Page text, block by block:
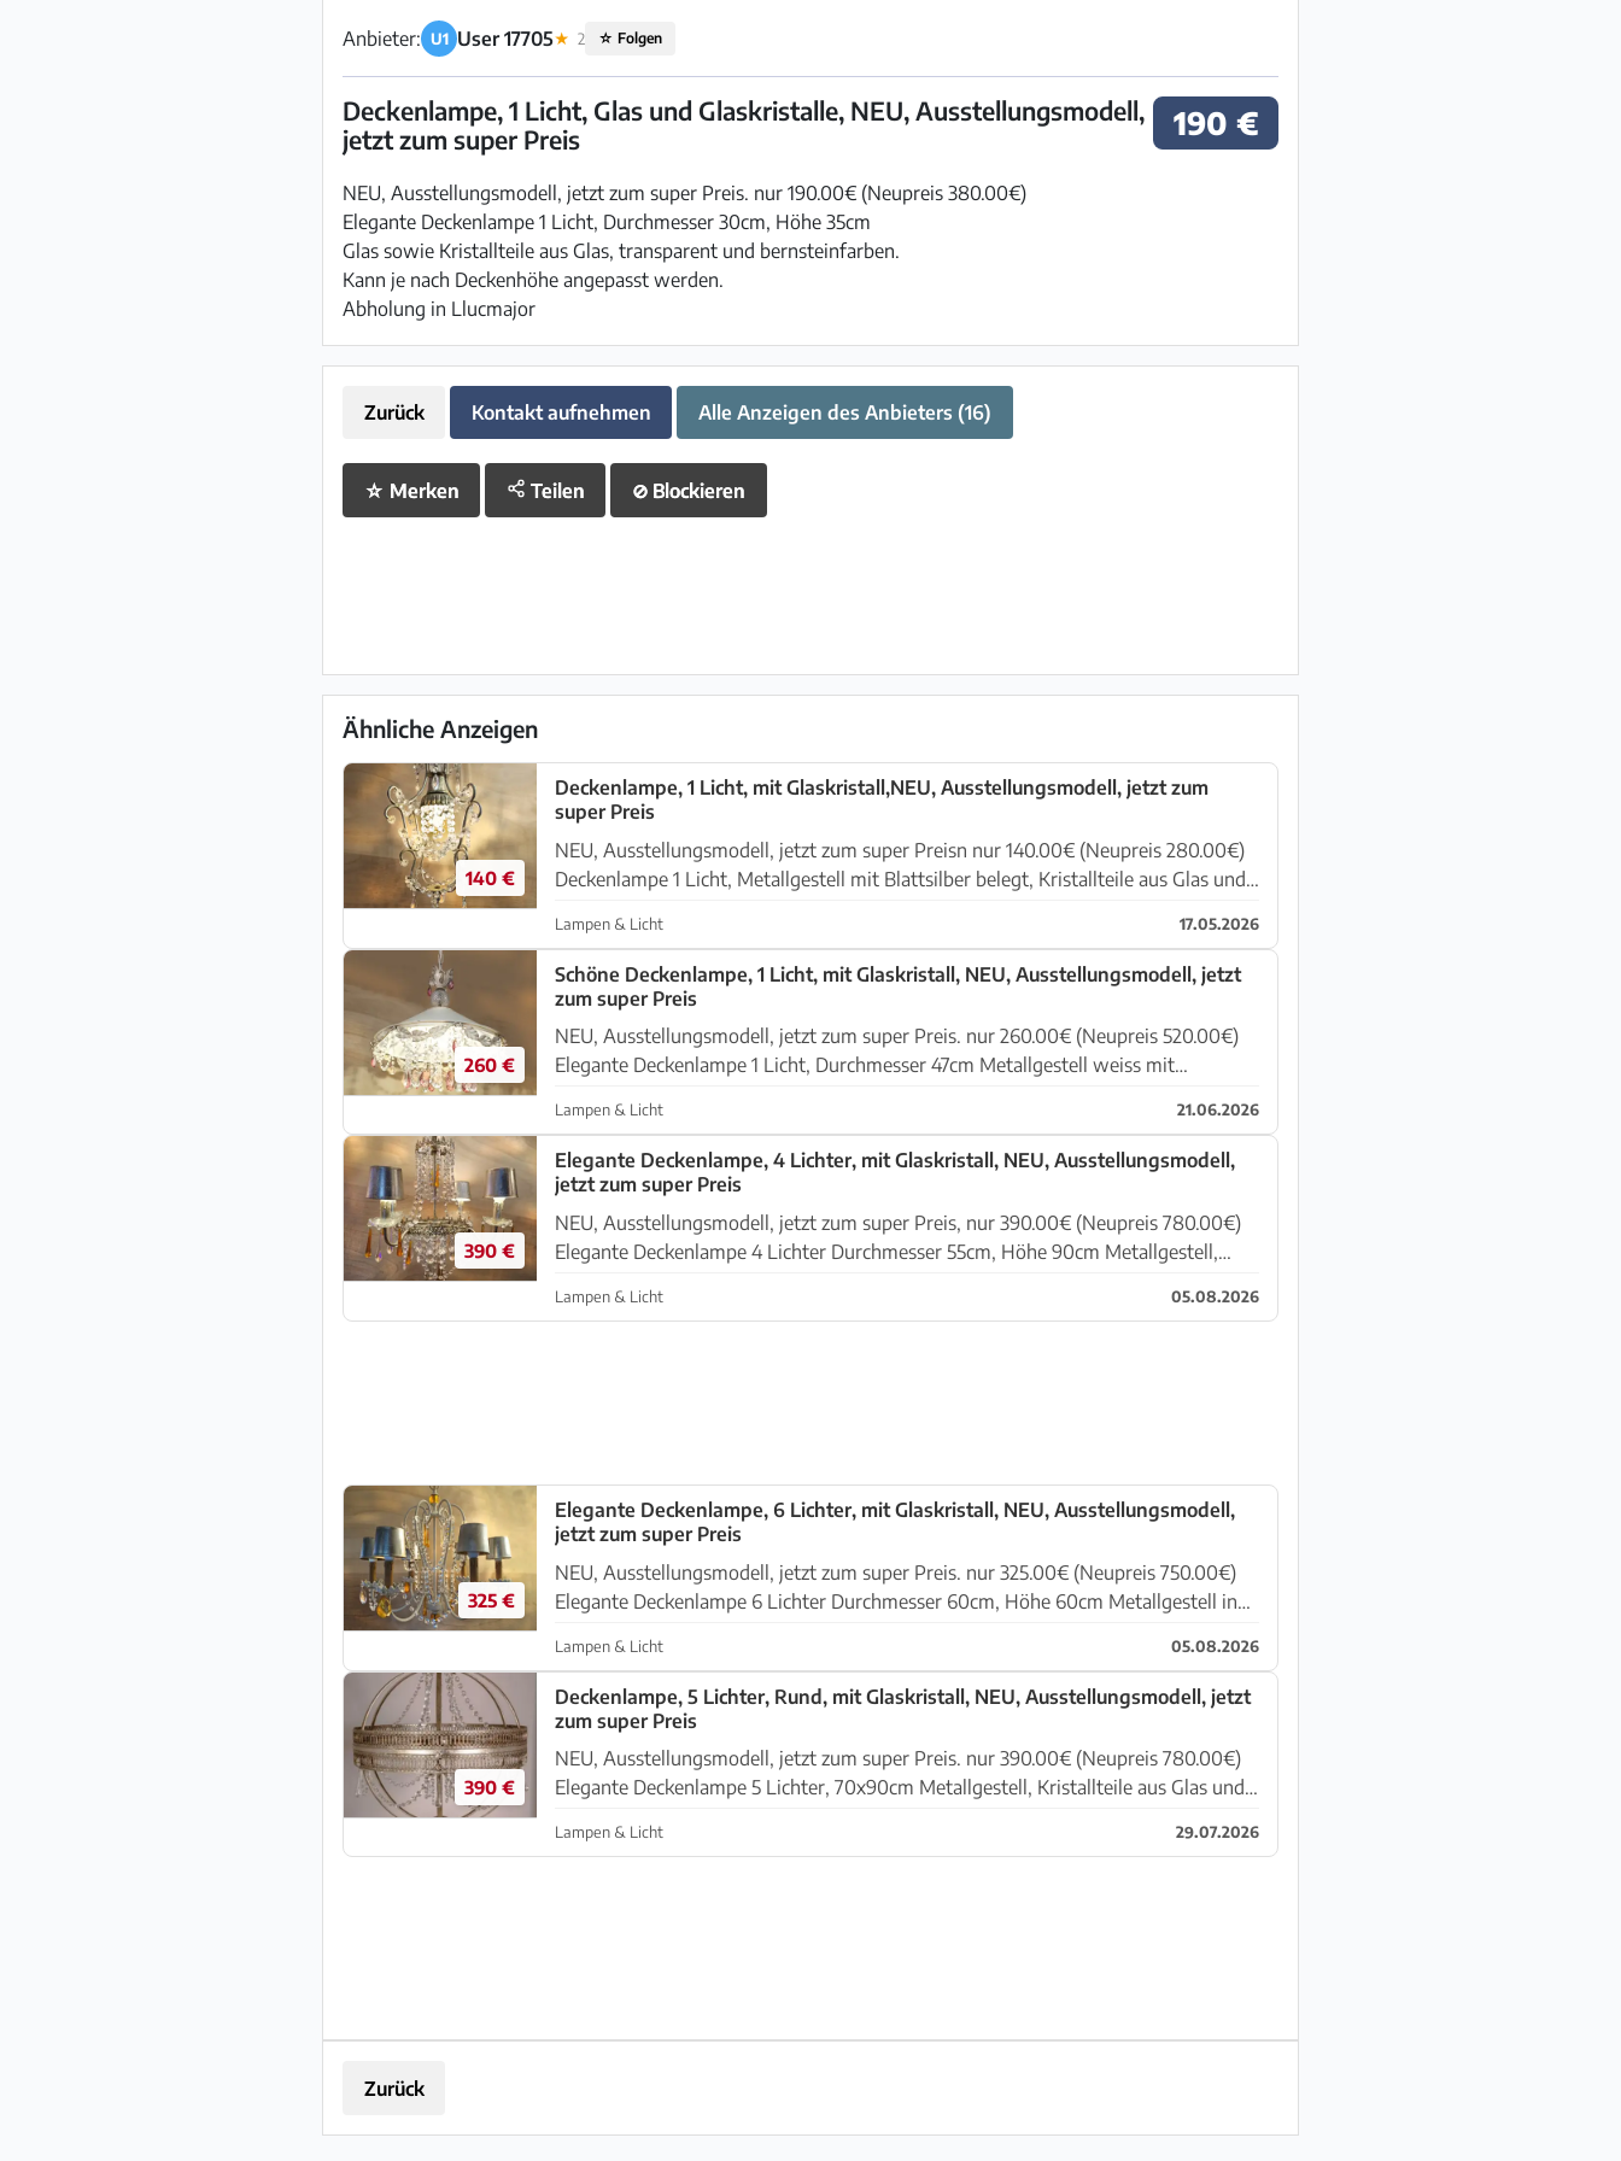
Anbieter: U1 User 17705★ 2 ☆ Folgen
190 €
Deckenlampe, 1 Licht, Glas und Glaskristalle, NEU, Ausstellungsmodell,
jetzt zum super Preis
NEU, Ausstellungsmodell, jetzt zum super Preis. nur 190.00€ (Neupreis 380.00€)
Elegante Deckenlampe 1 Licht, Durchmesser 30cm, Höhe 35cm
Glas sowie Kristallteile aus Glas, transparent und bernsteinfarben.
Kann je nach Deckenhöhe angepasst werden.
Abholung in Llucmajor
Zurück Kontakt aufnehmen Alle Anzeigen des Anbieters (16)
☆ Merken Teilen ⊘ Blockieren
Ähnliche Anzeigen
140 €
Deckenlampe, 1 Licht, mit Glaskristall,NEU, Ausstellungsmodell, jetzt zum
super Preis
NEU, Ausstellungsmodell, jetzt zum super Preisn nur 140.00€ (Neupreis 280.00€)
Deckenlampe 1 Licht, Metallgestell mit Blattsilber belegt, Kristallteile aus Glas und
Lampen & Licht 17.05.2026
260 €
Schöne Deckenlampe, 1 Licht, mit Glaskristall, NEU, Ausstellungsmodell, jetzt
zum super Preis
NEU, Ausstellungsmodell, jetzt zum super Preis. nur 260.00€ (Neupreis 520.00€)
Elegante Deckenlampe 1 Licht, Durchmesser 47cm Metallgestell weiss mit
Lampen & Licht 21.06.2026
390 €
Elegante Deckenlampe, 4 Lichter, mit Glaskristall, NEU, Ausstellungsmodell,
jetzt zum super Preis
NEU, Ausstellungsmodell, jetzt zum super Preis, nur 390.00€ (Neupreis 780.00€)
Elegante Deckenlampe 4 Lichter Durchmesser 55cm, Höhe 90cm Metallgestell,
Lampen & Licht 05.08.2026
325 €
Elegante Deckenlampe, 6 Lichter, mit Glaskristall, NEU, Ausstellungsmodell,
jetzt zum super Preis
NEU, Ausstellungsmodell, jetzt zum super Preis. nur 325.00€ (Neupreis 750.00€)
Elegante Deckenlampe 6 Lichter Durchmesser 60cm, Höhe 60cm Metallgestell in
Lampen & Licht 05.08.2026
390 €
Deckenlampe, 5 Lichter, Rund, mit Glaskristall, NEU, Ausstellungsmodell, jetzt
zum super Preis
NEU, Ausstellungsmodell, jetzt zum super Preis. nur 390.00€ (Neupreis 780.00€)
Elegante Deckenlampe 5 Lichter, 70x90cm Metallgestell, Kristallteile aus Glas und
Lampen & Licht 29.07.2026
Zurück